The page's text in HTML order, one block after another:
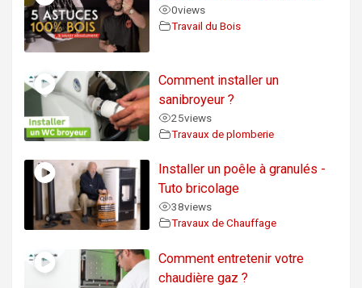
0views
Travail du Bois
Comment installer un
sanibroyeur ?
25views
Travaux de plomberie
Installer un poêle à granulés -
Tuto bricolage
38views
Travaux de Chauffage
Comment entretenir votre
chaudière gaz ?